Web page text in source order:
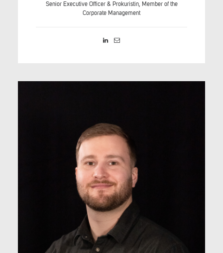
Senior Executive Officer & Prokuristin, Member of the
Corporate Management